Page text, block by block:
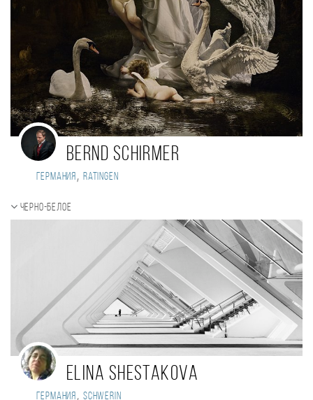
Bernd Schirmer
Германия, Ratingen
Черно-белое
Elina Shestakova
Германия , Schwerin